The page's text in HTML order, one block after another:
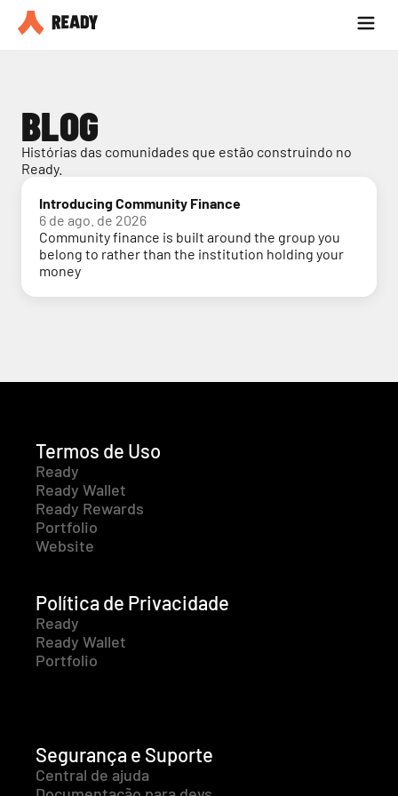
Seja parceiro
BLOG
Histórias das comunidades que estão construindo no
Ready.
Introducing Community Finance
6 de ago. de 2026
Community finance is built around the group you
belong to rather than the institution holding your
money
Termos de Uso
Ready
Ready Wallet
Ready Rewards
Portfolio
Website
Política de Privacidade
Ready
Ready Wallet
Portfolio
Segurança e Suporte
Central de ajuda